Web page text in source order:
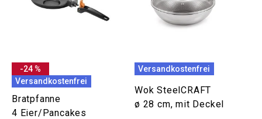
-24 %
Versandkostenfrei
Bratpfanne
4 Eier/Pancakes
Versandkostenfrei
Wok SteelCRAFT
ø 28 cm, mit Deckel